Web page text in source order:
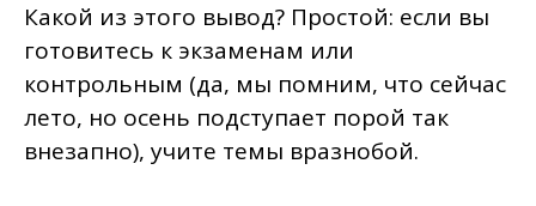
Какой из этого вывод? Простой: если вы
готовитесь к экзаменам или
контрольным (да, мы помним, что сейчас
лето, но осень подступает порой так
внезапно), учите темы вразнобой.